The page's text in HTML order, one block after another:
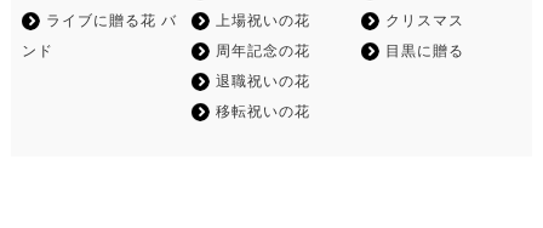
ライブに贈る花 バ
ンド
上場祝いの花
周年記念の花
退職祝いの花
移転祝いの花
クリスマス
目黒に贈る